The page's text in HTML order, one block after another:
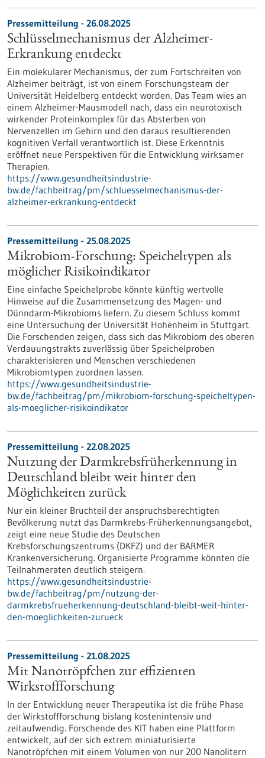
Pressemitteilung - 26.08.2025
Schlüsselmechanismus der Alzheimer-
Erkrankung entdeckt
Ein molekularer Mechanismus, der zum Fortschreiten von
Alzheimer beiträgt, ist von einem Forschungsteam der
Universität Heidelberg entdeckt worden. Das Team wies an
einem Alzheimer-Mausmodell nach, dass ein neurotoxisch
wirkender Proteinkomplex für das Absterben von
Nervenzellen im Gehirn und den daraus resultierenden
kognitiven Verfall verantwortlich ist. Diese Erkenntnis
eröffnet neue Perspektiven für die Entwicklung wirksamer
Therapien.
https://www.gesundheitsindustrie-
bw.de/fachbeitrag/pm/schluesselmechanismus-der-
alzheimer-erkrankung-entdeckt
Pressemitteilung - 25.08.2025
Mikrobiom-Forschung: Speicheltypen als
möglicher Risikoindikator
Eine einfache Speichelprobe könnte künftig wertvolle
Hinweise auf die Zusammensetzung des Magen- und
Dünndarm-Mikrobioms liefern. Zu diesem Schluss kommt
eine Untersuchung der Universität Hohenheim in Stuttgart.
Die Forschenden zeigen, dass sich das Mikrobiom des oberen
Verdauungstrakts zuverlässig über Speichelproben
charakterisieren und Menschen verschiedenen
Mikrobiomtypen zuordnen lassen.
https://www.gesundheitsindustrie-
bw.de/fachbeitrag/pm/mikrobiom-forschung-speicheltypen-
als-moeglicher-risikoindikator
Pressemitteilung - 22.08.2025
Nutzung der Darmkrebsfrüherkennung in
Deutschland bleibt weit hinter den
Möglichkeiten zurück
Nur ein kleiner Bruchteil der anspruchsberechtigten
Bevölkerung nutzt das Darmkrebs-Früherkennungsangebot,
zeigt eine neue Studie des Deutschen
Krebsforschungszentrums (DKFZ) und der BARMER
Krankenversicherung. Organisierte Programme könnten die
Teilnahmeraten deutlich steigern.
https://www.gesundheitsindustrie-
bw.de/fachbeitrag/pm/nutzung-der-
darmkrebsfrueherkennung-deutschland-bleibt-weit-hinter-
den-moeglichkeiten-zurueck
Pressemitteilung - 21.08.2025
Mit Nanotröpfchen zur effizienten
Wirkstoffforschung
In der Entwicklung neuer Therapeutika ist die frühe Phase
der Wirkstoffforschung bislang kostenintensiv und
zeitaufwendig. Forschende des KIT haben eine Plattform
entwickelt, auf der sich extrem miniaturisierte
Nanotröpfchen mit einem Volumen von nur 200 Nanolitern